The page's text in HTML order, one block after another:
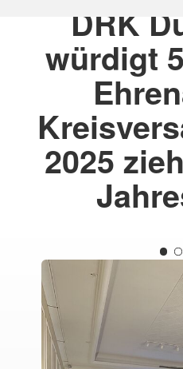
DRK
würdigt
2025